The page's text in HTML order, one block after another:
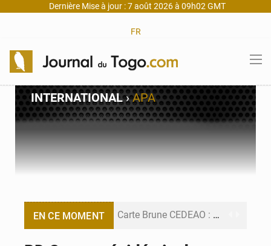
Dernière Mise à jour : 7 août 2026 à 09h02 GMT
FR
INTERNATIONAL›APA
EN CE MOMENT Carte Brune CEDEAO : Lomé mise sur la digitalisation des sinistres